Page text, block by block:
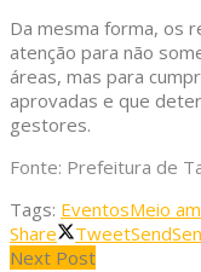
Da mesma forma, os
atenção para não
áreas, mas para
aprovadas e que
gestores.
Fonte: Prefeitura de
Tags: EventosMeio
Share
TweetSend
Next Post